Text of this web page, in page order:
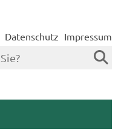
Datenschutz Impressum